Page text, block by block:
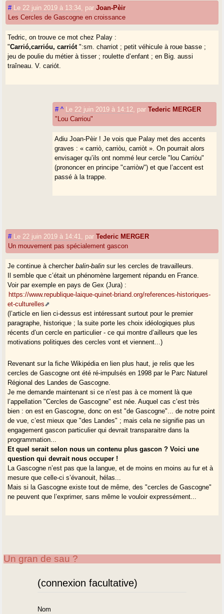
# Le 22 juin 2019 à 13:34 parJoan-Pèir
Les Cercles de Gascogne en croissance
Tedric, on trouve ce mot chez Palay :
"Carrió,carrióu, carriót":sm. charriot ; petit véhicule à roue basse ;
jeu de poulie du métier à tisser ; roulette d’enfant ; en Big. aussi
traîneau. V. cariót.
# ^ Le 22 juin 2019 à 14:12 parTederic MERGER
"Lou Carriou"
Adiu Joan-Pèir ! Je vois que Palay met des accents
graves : « carriò, carriòu, carriòt ». On pourrait alors
envisager qu’ils ont nommé leur cercle "lou Carriòu"
(prononcer en principe "carriòw") et que l’accent est
passé à la trappe.
# Le 22 juin 2019 à 14:41 parTederic MERGER
Un mouvement pas spécialement gascon
Je continue à chercherbalin-balin sur les cercles de travailleurs.
Il semble que c’était un phénomène largement répandu en France.
Voir par exemple en pays de Gex (Jura) :
https://www.republique-laique-quinet-briand.org/references-historiques-
et-culturelles
(l’article en lien ci-dessus est intéressant surtout pour le premier
paragraphe, historique ; la suite porte les choix idéologiques plus
récents d’un cercle en particulier - ce qui montre d’ailleurs que les
motivations politiques des cercles vont et viennent...)
Revenant sur la fiche Wikipédia en lien plus haut, je relis que les
cercles de Gascogne ont été ré-impulsés en 1998 par le Parc Naturel
Régional des Landes de Gascogne.
Je me demande maintenant si ce n’est pas à ce moment là que
l’appellation "Cercles de Gascogne" est née. Auquel cas c’est très
bien : on est en Gascogne, donc on est "de Gascogne"... de notre point
de vue, c’est mieux que "des Landes" ; mais cela ne signifie pas un
engagement gascon particulier qui devrait transparaitre dans la
programmation...
Et quel serait selon nous un contenu plus gascon ? Voici une
question qui devrait nous occuper !
La Gascogne n’est pas que la langue, et de moins en moins au fur et à
mesure que celle-ci s’évanouit, hélas...
Mais si la Gascogne existe tout de même, des "cercles de Gascogne"
ne peuvent que l’exprimer, sans même le vouloir expressément...
Un gran de sau ?
(connexion facultative)
Nom